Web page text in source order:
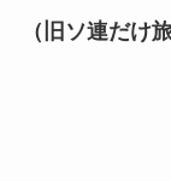
（旧ソ連だけ